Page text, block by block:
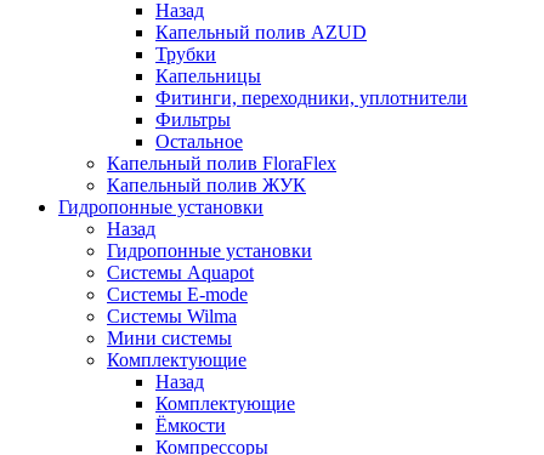
Назад
Капельный полив AZUD
Трубки
Капельницы
Фитинги, переходники, уплотнители
Фильтры
Остальное
Капельный полив FloraFlex
Капельный полив ЖУК
Гидропонные установки
Назад
Гидропонные установки
Системы Aquapot
Системы E-mode
Системы Wilma
Мини системы
Комплектующие
Назад
Комплектующие
Ёмкости
Компрессоры